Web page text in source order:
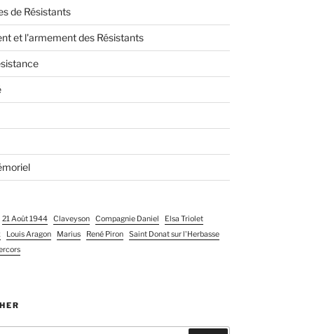
de Résistants
et l'armement des Résistants
21 Août 1944 Claveyson Compagnie Daniel
Elsa Triolet
Louis Aragon Marius René Piron
Saint Donat sur l'Herbasse